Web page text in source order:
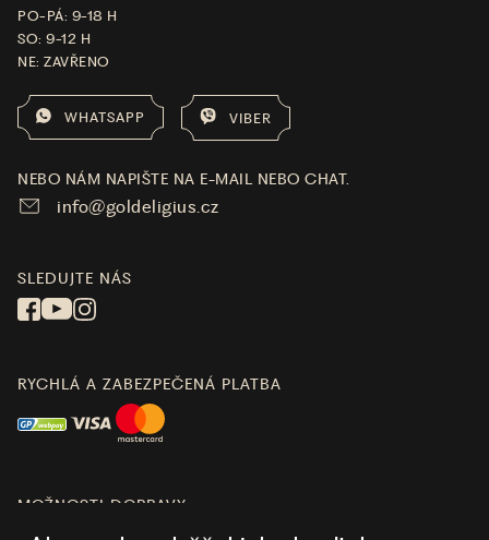
PO-PÁ: 9-18 H
SO: 9-12 H
NE: ZAVŘENO
WHATSAPP VIBER
NEBO NÁM NAPIŠTE NA E-MAIL NEBO CHAT.
info@goldeligius.cz
SLEDUJTE NÁS
RYCHLÁ A ZABEZPEČENÁ PLATBA
MOŽNOSTI DOPRAVY